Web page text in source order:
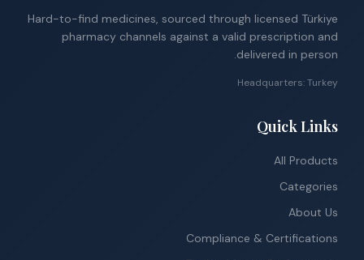
Hard-to-find medicines, sourced through licensed Türkiye
pharmacy channels against a valid prescription and
delivered in person.
Headquarters: Turkey
Quick Links
All Products
Categories
About Us
Compliance & Certifications